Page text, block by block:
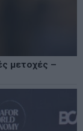
μετοχές –